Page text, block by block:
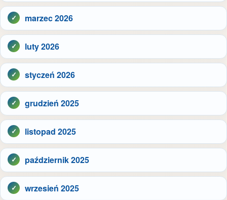
marzec 2026
luty 2026
styczeń 2026
grudzień 2025
listopad 2025
październik 2025
wrzesień 2025